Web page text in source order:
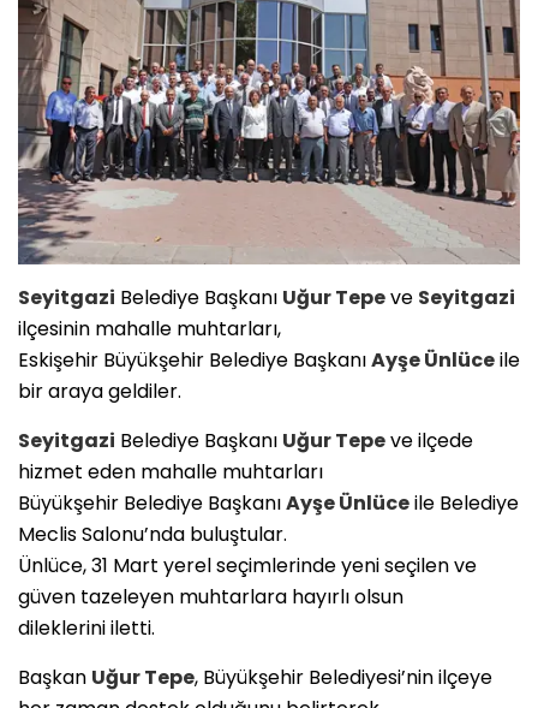
Seyitgazi Belediye Başkanı Uğur Tepeve Seyitgazi
ilçesinin mahalle muhtarları,
Eskişehir Büyükşehir Belediye BaşkanıAyşe Ünlüceile
bir araya geldiler.
Seyitgazi Belediye Başkanı Uğur Tepeve ilçede
hizmet eden mahalle muhtarları
Büyükşehir Belediye BaşkanıAyşe Ünlüceile Belediye
Meclis Salonu’nda buluştular.
Ünlüce, 31 Mart yerel seçimlerinde yeni seçilen ve
güven tazeleyen muhtarlara hayırlı olsun
dileklerini iletti.
Başkan Uğur Tepe, Büyükşehir Belediyesi’nin ilçeye